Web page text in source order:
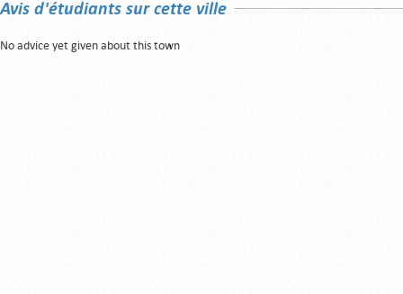
Avis d'étudiants sur cette ville
No advice yet given about this town